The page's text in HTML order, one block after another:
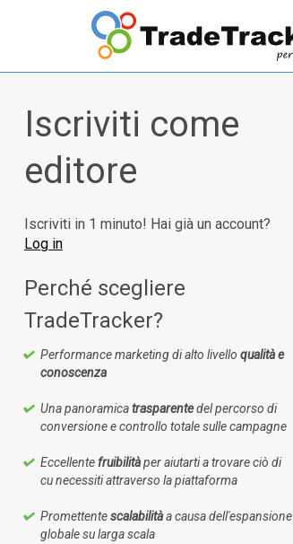
Iscriviti come
editore
Iscriviti in 1 minuto! Hai già un account?
Log in
Perché scegliere
TradeTracker?
Performance marketing di alto livelloqualità e
conoscenza
Una panoramicatrasparentedel percorso di
conversione e controllo totale sulle campagne
Eccellentefruibilitàper aiutarti a trovare ciò di
cu necessiti attraverso la piattaforma
Promettentescalabilitàa causa dell'espansione
globale su larga scala